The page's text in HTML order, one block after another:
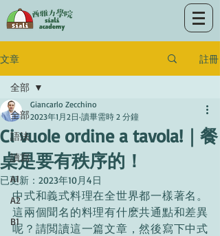
文章 註冊
全部
語法
讀寫
A1
A2
B1
全部
Ci vuole ordine a tavola!｜餐
桌是要有秩序的！
Giancarlo Zecchino
2023年1月2日 讀畢需時 2 分鐘
已更新： 2023年10月4日
中式和義式料理在全世界都一樣著名。
這兩個聞名的料理有什麽共通點和差異
呢？請閲讀這一篇文章，然後寫下中式